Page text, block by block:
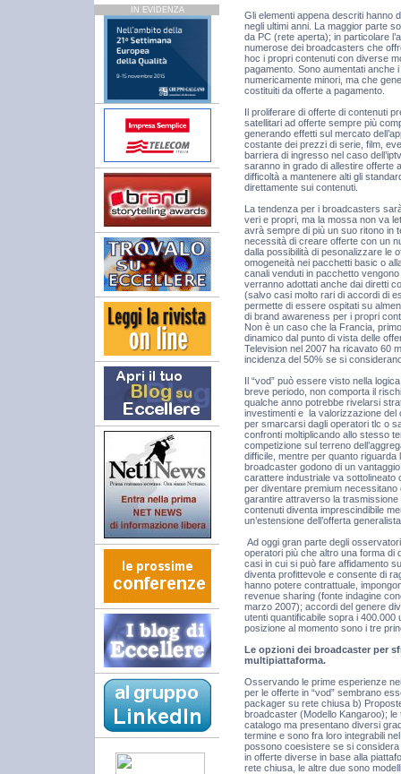
IN EVIDENZA
Gli elementi appena descriti hanno
negli ultimi anni. La maggior parte
da PC (rete aperta); in particolare
numerose dei broadcasters che
hoc i propri contenuti con diverse
pagamento. Sono aumentati anche
numericamente minori, ma che
costituiti da offerte a pagamento.
Il proliferare di offerte di contenuti
satellitari ad offerte sempre più
generando effetti sul mercato
costante dei prezzi di serie, film,
barriera di ingresso nel caso
saranno in grado di allestire offerte
difficoltà a mantenere alti gli
direttamente sui contenuti.
La tendenza per i broadcasters
veri e propri, ma la mossa non va
avrà sempre di più un suo ritono in
necessità di creare offerte con un
dalla possibilità di pesonalizzare le
omogeneità nei pacchetti basic o
canali venduti in pacchetto
verranno adottati anche dai diretti
(salvo casi molto rari di accordi di
permette di essere ospitati su
di brand awareness per i propri
Non è un caso che la Francia,
dinamico dal punto di vista delle
Television nel 2007 ha ricavato 60
incidenza del 50% se si
Il “vod” può essere visto nella
breve periodo, non comporta il
qualche anno potrebbe rivelarsi
investimenti e la valorizzazione del
per smarcarsi dagli operatori tlc o
confronti moltiplicando allo stesso
competizione sul terreno
difficile, mentre per quanto riguarda
broadcaster godono di un
carattere industriale va sottolineato
per diventare premium
garantire attraverso la trasmissione
contenuti diventa imprescindibile
un’estensione dell’offerta
Ad oggi gran parte degli
operatori più che altro una forma di
casi in cui si può fare affidamento
diventa profittevole e consente di
hanno potere contrattuale,
revenue sharing (fonte indagine
marzo 2007); accordi del genere
utenti quantificabile sopra i
posizione al momento sono i tre
Le opzioni dei broadcaster per
multipiattaforma.
Osservando le prime esperienze
per le offerte in “vod” sembrano
packager su rete chiusa b)
broadcaster (Modello Kangaroo);
catalogo ma presentano diversi
termine e sono fra loro integrabili
possono coesistere se si
in offerte diverse in base alla
rete chiusa, le altre due sono